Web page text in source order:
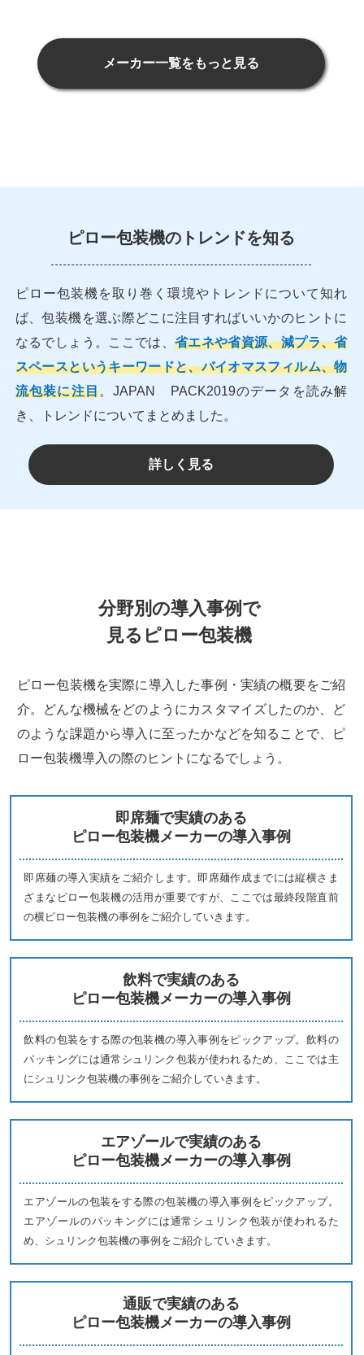
メーカー一覧をもっと見る
ピロー包装機のトレンドを知る
ピロー包装機を取り巻く環境やトレンドについて知れ
ば、包装機を選ぶ際どこに注目すればいいかのヒントに
なるでしょう。ここでは、 省エネや省資源、減プラ、省
スペースというキーワードと、バイオマスフィルム、物
流包装に注目。JAPAN PACK2019のデータを読み解
き、トレンドについてまとめました。
詳しく見る
分野別の導入事例で
見るピロー包装機
ピロー包装機を実際に導入した事例・実績の概要をご紹
介。どんな機械をどのようにカスタマイズしたのか、ど
のような課題から導入に至ったかなどを知ることで、ピ
ロー包装機導入の際のヒントになるでしょう。
即席麺で実績のある
ピロー包装機メーカーの導入事例
即席麺の導入実績をご紹介します。即席麺作成までには縦横さま
ざまなピロー包装機の活用が重要ですが、ここでは最終段階直前
の横ピロー包装機の事例をご紹介していきます。
飲料で実績のある
ピロー包装機メーカーの導入事例
飲料の包装をする際の包装機の導入事例をピックアップ。飲料の
パッキングには通常シュリンク包装が使われるため、ここでは主
にシュリンク包装機の事例をご紹介していきます。
エアゾールで実績のある
ピロー包装機メーカーの導入事例
エアゾールの包装をする際の包装機の導入事例をピックアップ。
エアゾールのパッキングには通常シュリンク包装が使われるた
め、シュリンク包装機の事例をご紹介していきます。
通販で実績のある
ピロー包装機メーカーの導入事例